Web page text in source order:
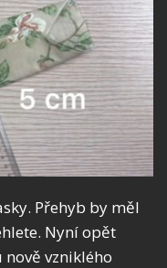
Přehyb by měl
Nyní opět
vzniklého